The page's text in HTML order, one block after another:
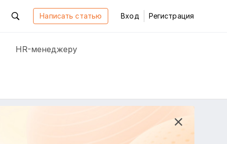
Написать статью Вход Регистрация
HR-менеджеру